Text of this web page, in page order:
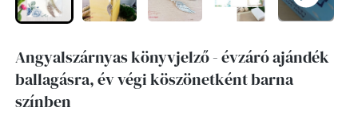
Angyalszárnyas könyvjelző - évzáró ajándék
ballagásra, év végi köszönetként barna
színben